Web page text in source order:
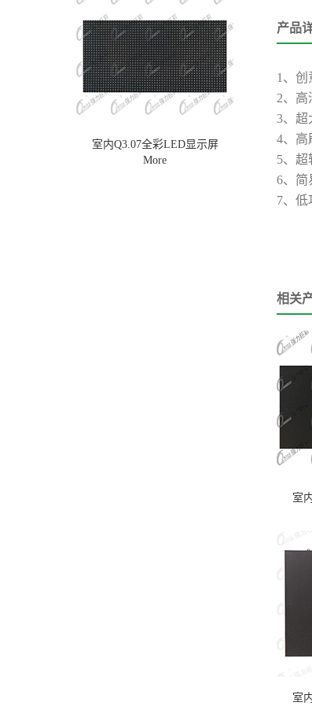
室内Q3.07全彩LED显示屏
More
室内Q2全
产品
1、创
2、高
3、超
4、高
5、超
6、简
7、低
相关
室
室